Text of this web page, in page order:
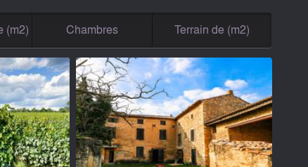
(m2) Chambres Terrain de (m2)